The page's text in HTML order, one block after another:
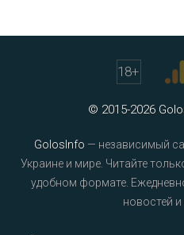
18+
© 2015-2026
GolosInfo — независимый
Украине и мире. Читайте
удобном формате.
новостей и